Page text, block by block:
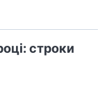
строки